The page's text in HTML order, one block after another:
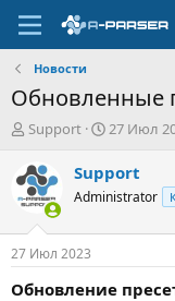
Новости
Обновленные
А
т
о
р
т
е
м
ы
Support
Д
т
а
н
а
л
27 Июл
Support
Administrator
27 Июл 2023
Обновление